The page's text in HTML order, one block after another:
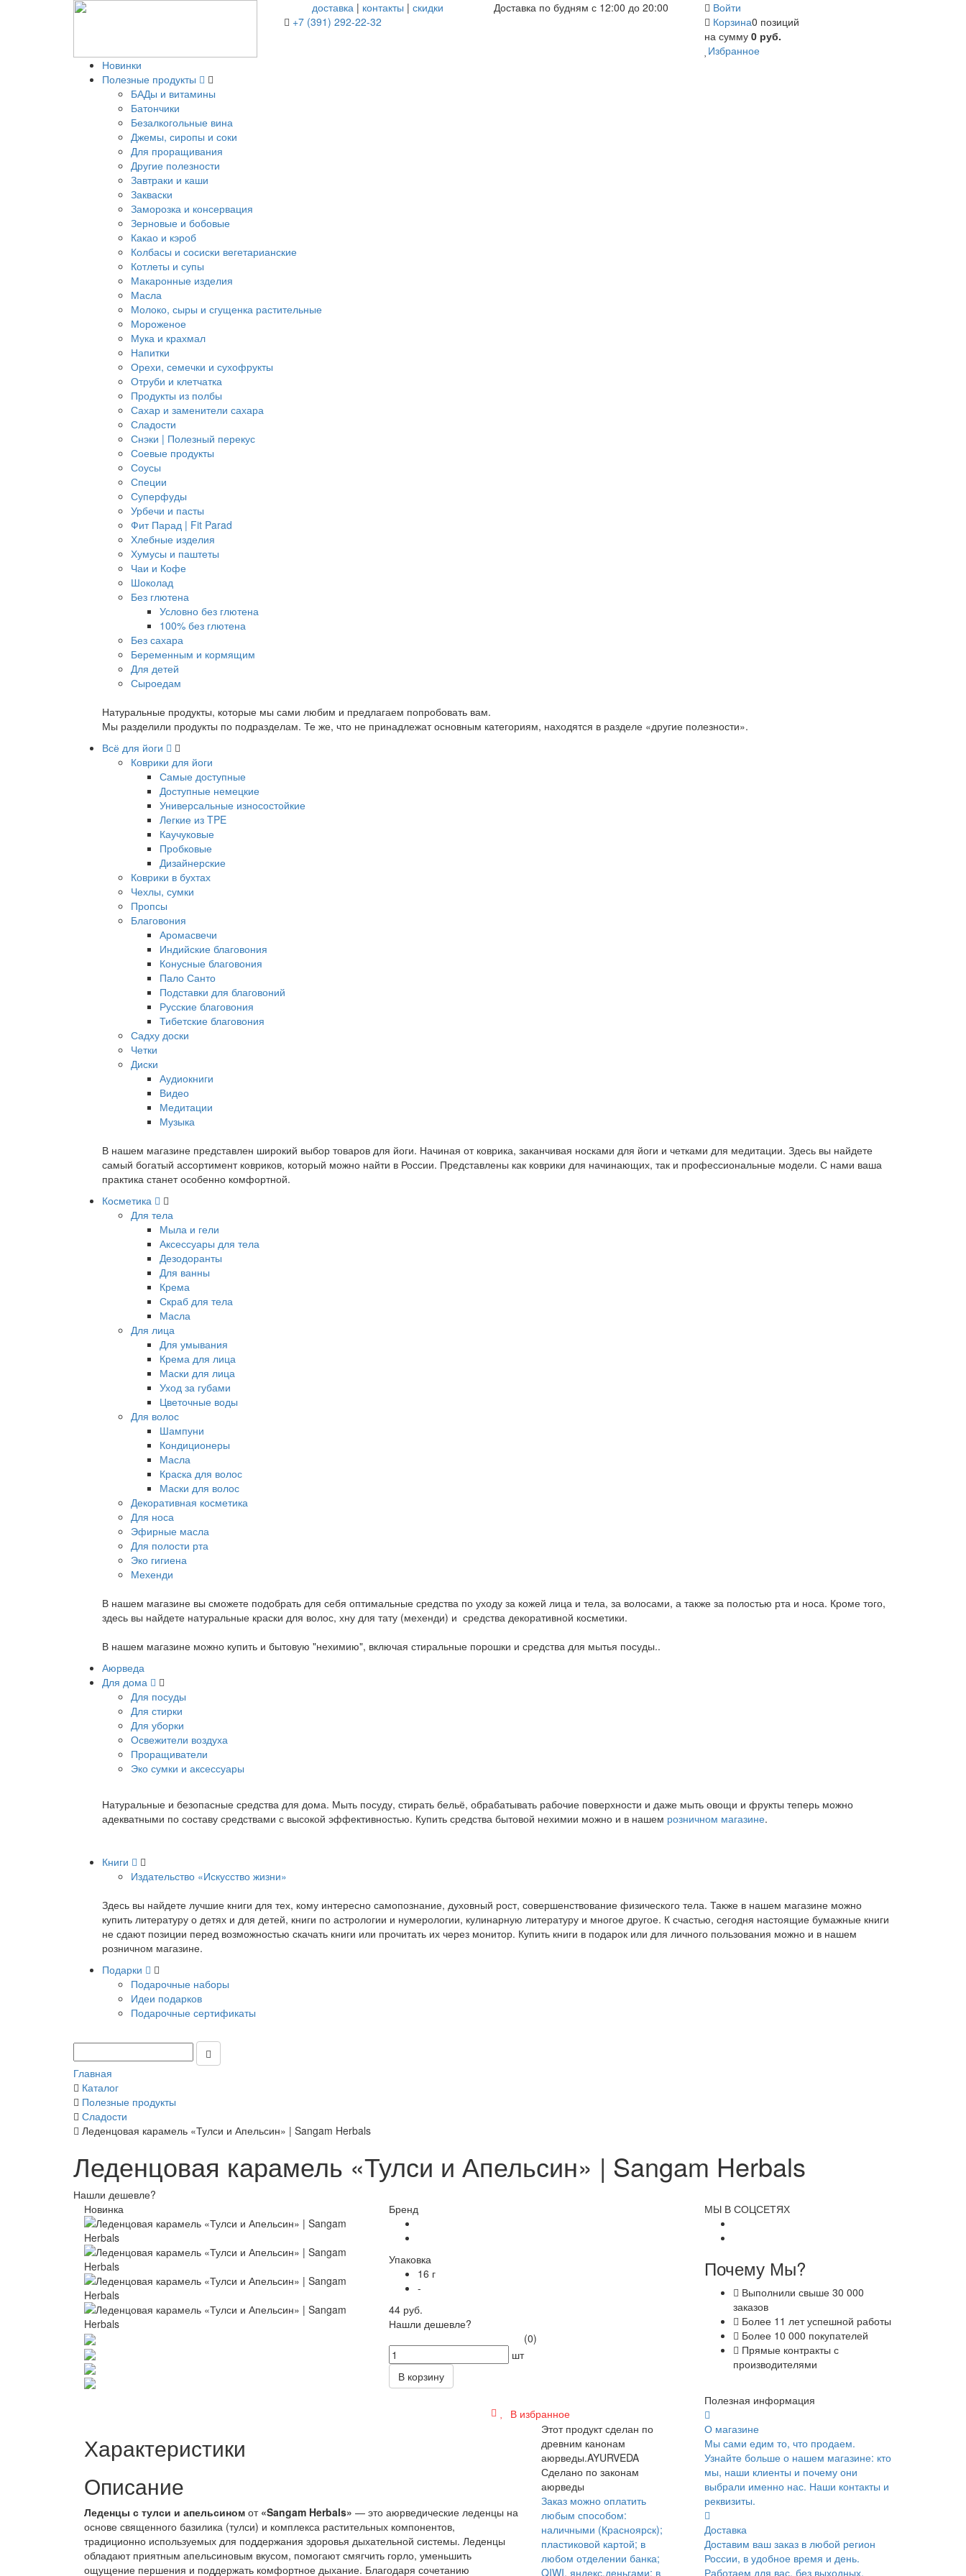
доставка | контакты |скидки
+7 (391) 292-22-32
Доставка по будням с 12:00 до 20:00
Войти
Корзина0 позиций
на сумму 0 руб.
Избранное
Новинки
Полезные продукты
БАДы и витамины
Батончики
Безалкогольные вина
Джемы, сиропы и соки
Для проращивания
Другие полезности
Завтраки и каши
Закваски
Заморозка и консервация
Зерновые и бобовые
Какао и кэроб
Колбасы и сосиски вегетарианские
Котлеты и супы
Макаронные изделия
Масла
Молоко, сыры и сгущенка растительные
Мороженое
Мука и крахмал
Напитки
Орехи, семечки и сухофрукты
Отруби и клетчатка
Продукты из полбы
Сахар и заменители сахара
Сладости
Снэки | Полезный перекус
Соевые продукты
Соусы
Специи
Суперфуды
Урбечи и пасты
Фит Парад | Fit Parad
Хлебные изделия
Хумусы и паштеты
Чаи и Кофе
Шоколад
Без глютена
Условно без глютена
100% без глютена
Без сахара
Беременным и кормящим
Для детей
Сыроедам
Натуральные продукты, которые мы сами любим и предлагаем попробовать вам.
Мы разделили продукты по подразделам. Те же, что не принадлежат основным категориям, находятся в разделе «другие полезности».
Всё для йоги
Коврики для йоги
Самые доступные
Доступные немецкие
Универсальные износостойкие
Легкие из TPE
Каучуковые
Пробковые
Дизайнерские
Коврики в бухтах
Чехлы, сумки
Пропсы
Благовония
Аромасвечи
Индийские благовония
Конусные благовония
Пало Санто
Подставки для благовоний
Русские благовония
Тибетские благовония
Садху доски
Четки
Диски
Аудиокниги
Видео
Медитации
Музыка
В нашем магазине представлен широкий выбор товаров для йоги. Начиная от коврика, заканчивая носками для йоги и четками для медитации. Здесь вы найдете
самый богатый ассортимент ковриков, который можно найти в России. Представлены как коврики для начинающих, так и профессиональные модели. С нами ваша
практика станет особенно комфортной.
Косметика
Для тела
Мыла и гели
Аксессуары для тела
Дезодоранты
Для ванны
Крема
Скраб для тела
Масла
Для лица
Для умывания
Крема для лица
Маски для лица
Уход за губами
Цветочные воды
Для волос
Шампуни
Кондиционеры
Масла
Краска для волос
Маски для волос
Декоративная косметика
Для носа
Эфирные масла
Для полости рта
Эко гигиена
Мехенди
В нашем магазине вы сможете подобрать для себя оптимальные средства по уходу за кожей лица и тела, за волосами, а также за полостью рта и носа. Кроме того,
здесь вы найдете натуральные краски для волос, хну для тату (мехенди) и средства декоративной косметики.
В нашем магазине можно купить и бытовую "нехимию", включая стиральные порошки и средства для мытья посуды..
Аюрведа
Для дома
Для посуды
Для стирки
Для уборки
Освежители воздуха
Проращиватели
Эко сумки и аксессуары
Натуральные и безопасные средства для дома. Мыть посуду, стирать бельё, обрабатывать рабочие поверхности и даже мыть овощи и фрукты теперь можно
адекватными по составу средствами с высокой эффективностью. Купить средства бытовой нехимии можно и в нашем розничном магазине.
Книги
Издательство «Искусство жизни»
Здесь вы найдете лучшие книги для тех, кому интересно самопознание, духовный рост, совершенствование физического тела. Также в нашем магазине можно
купить литературу о детях и для детей, книги по астрологии и нумерологии, кулинарную литературу и многое другое. К счастью, сегодня настоящие бумажные книги
не сдают позиции перед возможностью скачать книги или прочитать их через монитор. Купить книги в подарок или для личного пользования можно и в нашем
розничном магазине.
Подарки
Подарочные наборы
Идеи подарков
Подарочные сертификаты
Главная
Каталог
Полезные продукты
Сладости
Леденцовая карамель «Тулси и Апельсин» | Sangam Herbals
Леденцовая карамель «Тулси и Апельсин» | Sangam Herbals
Нашли дешевле?
Новинка
Бренд
Упаковка
16 г
-
44 руб.
Нашли дешевле?
(0)
шт
В корзину
В избранное
Характеристики
Описание
Леденцы с тулси и апельсином от «Sangam Herbals» — это аюрведические леденцы на
основе священного базилика (тулси) и комплекса растительных компонентов,
традиционно используемых для поддержания здоровья дыхательной системы. Леденцы
обладают приятным апельсиновым вкусом, помогают смягчить горло, уменьшить
ощущение першения и поддержать комфортное дыхание. Благодаря сочетанию
Этот продукт сделан по
древним канонам
аюрведы.AYURVEDA
Сделано по законам
аюрведы
Заказ можно оплатить
любым способом:
наличными (Красноярск);
пластиковой картой; в
любом отделении банка;
QIWI, яндекс.деньгами; в
МЫ В СОЦСЕТЯХ
Почему Мы?
Выполнили свыше 30 000
заказов
Более 11 лет успешной работы
Более 10 000 покупателей
Прямые контракты с
производителями
Полезная информация
О магазине
Мы сами едим то, что продаем.
Узнайте больше о нашем магазине: кто
мы, наши клиенты и почему они
выбрали именно нас. Наши контакты и
реквизиты.
Доставка
Доставим ваш заказ в любой регион
России, в удобное время и день.
Работаем для вас, без выходных.